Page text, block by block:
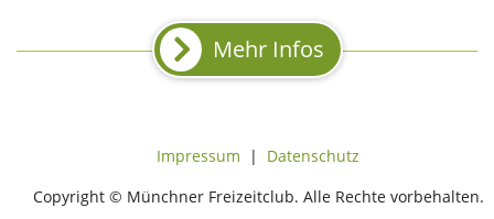
Mehr Infos
Impressum | Datenschutz
Copyright © Münchner Freizeitclub. Alle Rechte vorbehalten.